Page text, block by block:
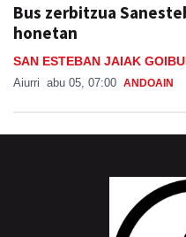
Bus zerbitzua
honetan
SAN ESTEBAN JAIAK
Aiurri abu 05, 07:00 ANDOAIN